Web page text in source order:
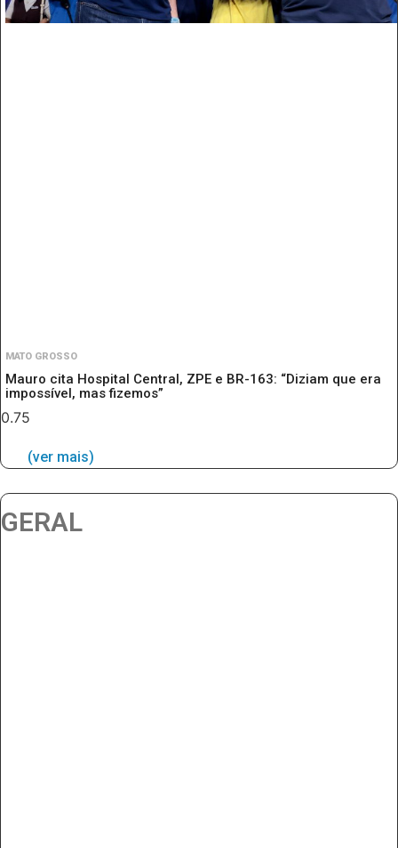
MATO GROSSO
Mauro cita Hospital Central, ZPE e BR-163: “Diziam que era
impossível, mas fizemos”
(ver mais)
GERAL